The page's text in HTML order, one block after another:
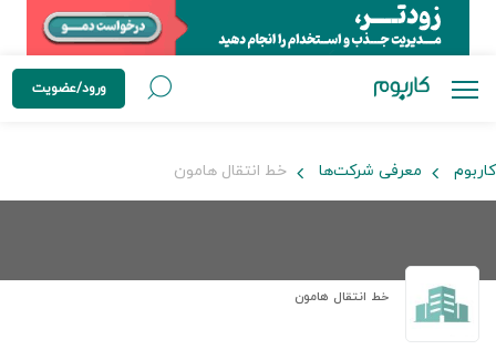
ورود/عضویت
کاربوم معرفی شرکت‌ها خط انتقال هامون
خط انتقال هامون